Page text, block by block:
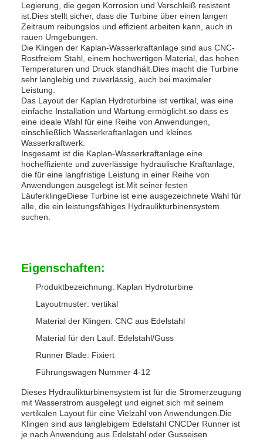
Legierung, die gegen Korrosion und Verschleiß resistent
ist.Dies stellt sicher, dass die Turbine über einen langen
Zeitraum reibungslos und effizient arbeiten kann, auch in
rauen Umgebungen.
Die Klingen der Kaplan-Wasserkraftanlage sind aus CNC-
Rostfreiem Stahl, einem hochwertigen Material, das hohen
Temperaturen und Druck standhält.Dies macht die Turbine
sehr langlebig und zuverlässig, auch bei maximaler
Leistung.
Das Layout der Kaplan Hydroturbine ist vertikal, was eine
einfache Installation und Wartung ermöglicht.so dass es
eine ideale Wahl für eine Reihe von Anwendungen,
einschließlich Wasserkraftanlagen und kleines
Wasserkraftwerk.
Insgesamt ist die Kaplan-Wasserkraftanlage eine
hocheffiziente und zuverlässige hydraulische Kraftanlage,
die für eine langfristige Leistung in einer Reihe von
Anwendungen ausgelegt ist.Mit seiner festen
LäuferklingeDiese Turbine ist eine ausgezeichnete Wahl für
alle, die ein leistungsfähiges Hydraulikturbinensystem
suchen.
Eigenschaften:
Produktbezeichnung: Kaplan Hydroturbine
Layoutmuster: vertikal
Material der Klingen: CNC aus Edelstahl
Material für den Lauf: Edelstahl/Guss
Runner Blade: Fixiert
Führungswagen Nummer 4-12
Dieses Hydraulikturbinensystem ist für die Stromerzeugung
mit Wasserstrom ausgelegt und eignet sich mit seinem
vertikalen Layout für eine Vielzahl von Anwendungen.Die
Klingen sind aus langlebigem Edelstahl CNCDer Runner ist
je nach Anwendung aus Edelstahl oder Gusseisen